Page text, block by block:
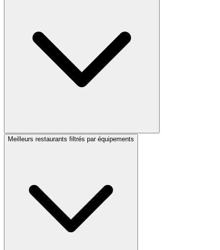
Meilleurs restaurants filtrés par équipements